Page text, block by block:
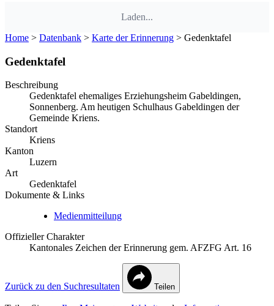
Laden...
Home > Datenbank > Karte der Erinnerung > Gedenktafel
Gedenktafel
Beschreibung
Gedenktafel ehemaliges Erziehungsheim Gabeldingen,
Sonnenberg. Am heutigen Schulhaus Gabeldingen der
Gemeinde Kriens.
Standort
Kriens
Kanton
Luzern
Art
Gedenktafel
Dokumente & Links
Medienmitteilung
Offizieller Charakter
Kantonales Zeichen der Erinnerung gem. AFZFG Art. 16
Zurück zu den Suchresultaten Teilen